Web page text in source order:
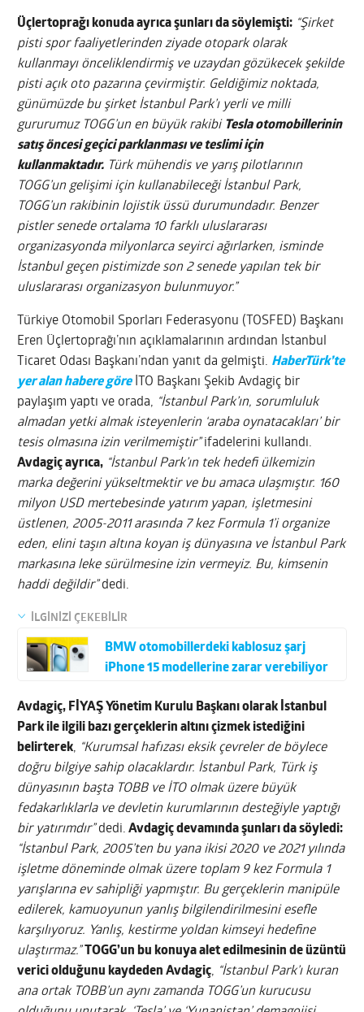
Üçlertoprağı konuda ayrıca şunları da söylemişti: “Şirket
pisti spor faaliyetlerinden ziyade otopark olarak
kullanmayı önceliklendirmiş ve uzaydan gözükecek şekilde
pisti açık oto pazarına çevirmiştir. Geldiğimiz noktada,
günümüzde bu şirket İstanbul Park’ı yerli ve milli
gururumuz TOGG’un en büyük rakibi Tesla otomobillerinin
satış öncesi geçici parklanması ve teslimi için
kullanmaktadır. Türk mühendis ve yarış pilotlarının
TOGG’un gelişimi için kullanabileceği İstanbul Park,
TOGG’un rakibinin lojistik üssü durumundadır. Benzer
pistler senede ortalama 10 farklı uluslararası
organizasyonda milyonlarca seyirci ağırlarken, isminde
İstanbul geçen pistimizde son 2 senede yapılan tek bir
uluslararası organizasyon bulunmuyor.”
Türkiye Otomobil Sporları Federasyonu (TOSFED) Başkanı
Eren Üçlertoprağı’nın açıklamalarının ardından İstanbul
Ticaret Odası Başkanı’ndan yanıt da gelmişti. HaberTürk’te
yer alan habere göreİTO Başkanı Şekib Avdagiç bir
paylaşım yaptı ve orada, “İstanbul Park’ın, sorumluluk
almadan yetki almak isteyenlerin ‘araba oynatacakları’ bir
tesis olmasına izin verilmemiştir”ifadelerini kullandı.
Avdagiç ayrıca, “İstanbul Park’ın tek hedefi ülkemizin
marka değerini yükseltmektir ve bu amaca ulaşmıştır. 160
milyon USD mertebesinde yatırım yapan, işletmesini
üstlenen, 2005-2011 arasında 7 kez Formula 1’i organize
eden, elini taşın altına koyan iş dünyasına ve İstanbul Park
markasına leke sürülmesine izin vermeyiz. Bu, kimsenin
haddi değildir”dedi.
İLGİNİZİ ÇEKEBİLİR
BMW otomobillerdeki kablosuz şarj
iPhone 15 modellerine zarar verebiliyor
Avdagiç, FİYAŞ Yönetim Kurulu Başkanı olarak İstanbul
Park ile ilgili bazı gerçeklerin altını çizmek istediğini
belirterek, “Kurumsal hafızası eksik çevreler de böylece
doğru bilgiye sahip olacaklardır. İstanbul Park, Türk iş
dünyasının başta TOBB ve İTO olmak üzere büyük
fedakarlıklarla ve devletin kurumlarının desteğiyle yaptığı
bir yatırımdır”dedi. Avdagiç devamında şunları da söyledi:
“İstanbul Park, 2005’ten bu yana ikisi 2020 ve 2021 yılında
işletme döneminde olmak üzere toplam 9 kez Formula 1
yarışlarına ev sahipliği yapmıştır. Bu gerçeklerin manipüle
edilerek, kamuoyunun yanlış bilgilendirilmesini esefle
karşılıyoruz. Yanlış, kestirme yoldan kimseyi hedefine
ulaştırmaz.”
TOGG’un bu konuya alet edilmesinin de üzüntü
verici olduğunu kaydeden Avdagiç, “İstanbul Park’ı kuran
ana ortak TOBB’un aynı zamanda TOGG’un kurucusu